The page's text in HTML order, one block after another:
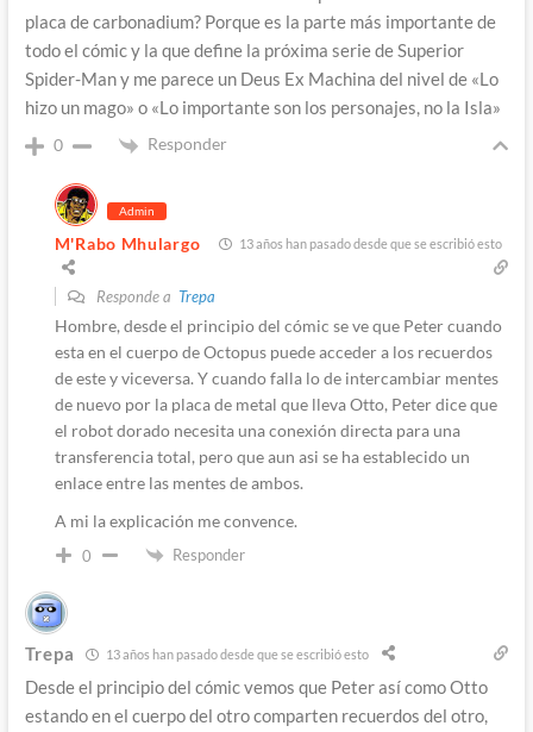
placa de carbonadium? Porque es la parte más importante de
todo el cómic y la que define la próxima serie de Superior
Spider-Man y me parece un Deus Ex Machina del nivel de «Lo
hizo un mago» o «Lo importante son los personajes, no la Isla»
0 Responder
Admin
M'Rabo Mhulargo 13 años han pasado desde que se escribió esto
Responde a Trepa
Hombre, desde el principio del cómic se ve que Peter cuando
esta en el cuerpo de Octopus puede acceder a los recuerdos
de este y viceversa. Y cuando falla lo de intercambiar mentes
de nuevo por la placa de metal que lleva Otto, Peter dice que
el robot dorado necesita una conexión directa para una
transferencia total, pero que aun asi se ha establecido un
enlace entre las mentes de ambos.
A mi la explicación me convence.
0 Responder
Trepa 13 años han pasado desde que se escribió esto
Desde el principio del cómic vemos que Peter así como Otto
estando en el cuerpo del otro comparten recuerdos del otro,